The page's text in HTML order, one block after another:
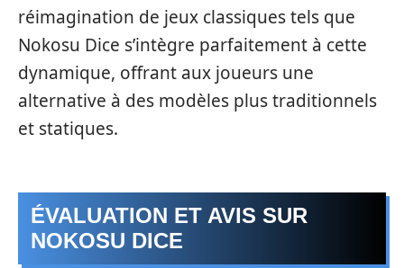
réimagination de jeux classiques tels que
Nokosu Dice s’intègre parfaitement à cette
dynamique, offrant aux joueurs une
alternative à des modèles plus traditionnels
et statiques.
ÉVALUATION ET AVIS SUR
NOKOSU DICE